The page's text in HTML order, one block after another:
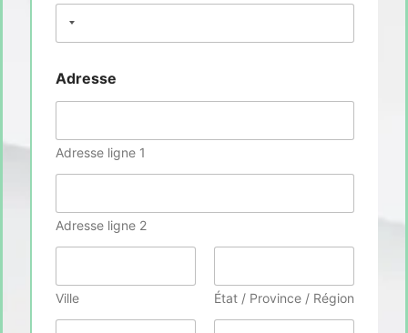
Adresse
Adresse ligne 1
Adresse ligne 2
Ville État / Province / Région